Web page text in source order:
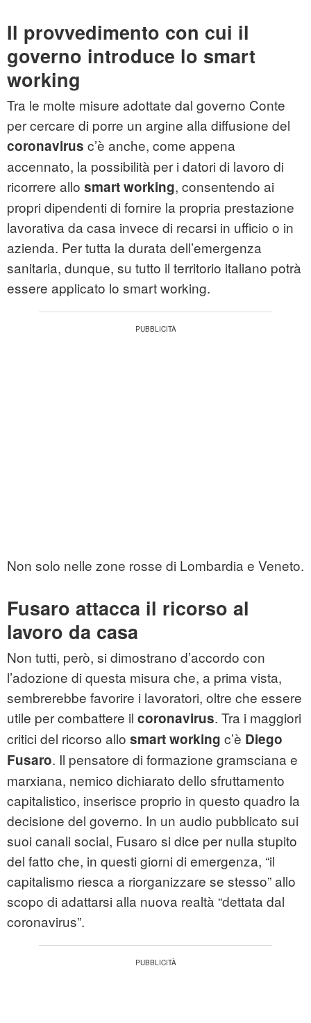
Il provvedimento con cui il
governo introduce lo smart
working
Tra le molte misure adottate dal governo Conte
per cercare di porre un argine alla diffusione del
coronavirus c’è anche, come appena
accennato, la possibilità per i datori di lavoro di
ricorrere allo smart working, consentendo ai
propri dipendenti di fornire la propria prestazione
lavorativa da casa invece di recarsi in ufficio o in
azienda. Per tutta la durata dell’emergenza
sanitaria, dunque, su tutto il territorio italiano potrà
essere applicato lo smart working.
Non solo nelle zone rosse di Lombardia e Veneto.
Fusaro attacca il ricorso al
lavoro da casa
Non tutti, però, si dimostrano d’accordo con
l’adozione di questa misura che, a prima vista,
sembrerebbe favorire i lavoratori, oltre che essere
utile per combattere il coronavirus. Tra i maggiori
critici del ricorso allo smart working c’è Diego
Fusaro. Il pensatore di formazione gramsciana e
marxiana, nemico dichiarato dello sfruttamento
capitalistico, inserisce proprio in questo quadro la
decisione del governo. In un audio pubblicato sui
suoi canali social, Fusaro si dice per nulla stupito
del fatto che, in questi giorni di emergenza, “il
capitalismo riesca a riorganizzare se stesso” allo
scopo di adattarsi alla nuova realtà “dettata dal
coronavirus”.